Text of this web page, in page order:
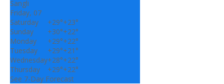
Sangli
Friday, 07
Saturday
+29°+23°
Sunday
+30°+22°
Monday
+29°+22°
Tuesday
+29°+21°
Wednesday+28°+22°
Thursday
+29°+22°
See 7-Day Forecast